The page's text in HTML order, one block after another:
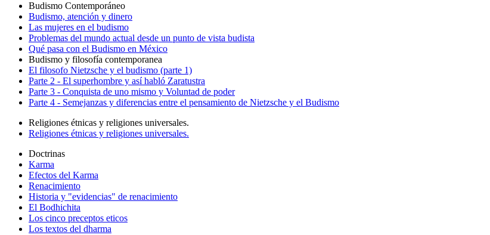
Budismo Contemporáneo
Budismo, atención y dinero
Las mujeres en el budismo
Problemas del mundo actual desde un punto de vista budista
Qué pasa con el Budismo en México
Budismo y filosofía contemporanea
El filosofo Nietzsche y el budismo (parte 1)
Parte 2 - El superhombre y así habló Zaratustra
Parte 3 - Conquista de uno mismo y Voluntad de poder
Parte 4 - Semejanzas y diferencias entre el pensamiento de Nietzsche y el Budismo
Religiones étnicas y religiones universales.
Religiones étnicas y religiones universales.
Doctrinas
Karma
Efectos del Karma
Renacimiento
Historia y "evidencias" de renacimiento
El Bodhichita
Los cinco preceptos eticos
Los textos del dharma